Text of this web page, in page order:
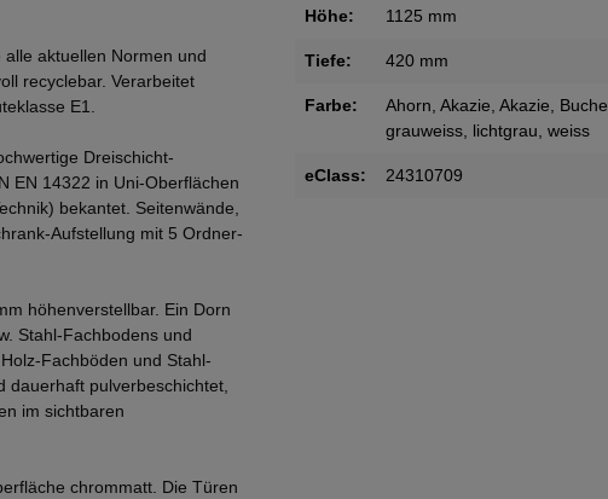
aktuellen Normen und
recyclebar. Verarbeitet
E1.
Dreischicht-
EN 14322 in Uni-Oberflächen
bekantet. Seitenwände,
Aufstellung mit 5 Ordner-
höhenverstellbar. Ein Dorn
Stahl-Fachbodens und
Fachböden und Stahl-
dauerhaft pulverbeschichtet,
im sichtbaren
chrommatt. Die Türen
Höhe: 1125 mm
Tiefe: 420 mm
Farbe: Ahorn, Akazie, Akazie, Buche
grauweiss, lichtgrau, weiss
eClass: 24310709